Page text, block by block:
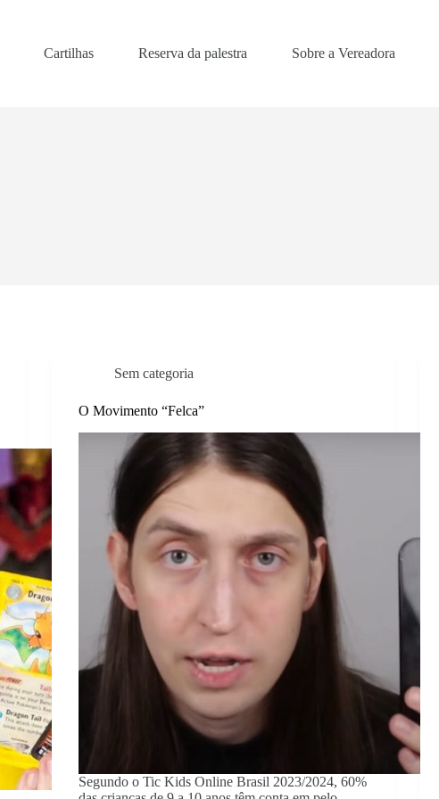
Cartilhas Reserva da palestra Sobre a Vereadora
Sem categoria
O Movimento “Felca”
Segundo o Tic Kids Online Brasil 2023/2024, 60%